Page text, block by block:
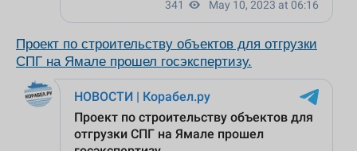
Проект по строительству объектов для отгрузки
СПГ на Ямале прошел госэкспертизу.